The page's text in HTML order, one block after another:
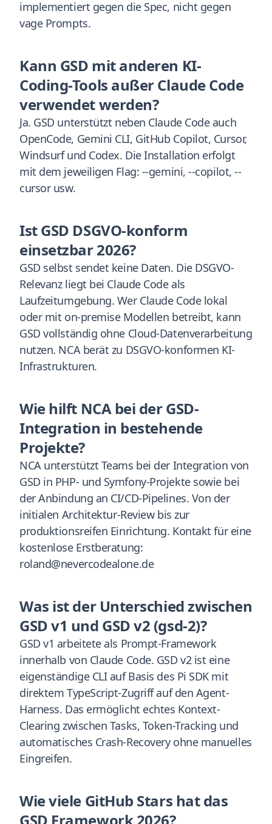
implementiert gegen die Spec, nicht gegen
vage Prompts.
Kann GSD mit anderen KI-
Coding-Tools außer Claude Code
verwendet werden?
Ja. GSD unterstützt neben Claude Code auch
OpenCode, Gemini CLI, GitHub Copilot, Cursor,
Windsurf und Codex. Die Installation erfolgt
mit dem jeweiligen Flag: --gemini, --copilot, --
cursor usw.
Ist GSD DSGVO-konform
einsetzbar 2026?
GSD selbst sendet keine Daten. Die DSGVO-
Relevanz liegt bei Claude Code als
Laufzeitumgebung. Wer Claude Code lokal
oder mit on-premise Modellen betreibt, kann
GSD vollständig ohne Cloud-Datenverarbeitung
nutzen. NCA berät zu DSGVO-konformen KI-
Infrastrukturen.
Wie hilft NCA bei der GSD-
Integration in bestehende
Projekte?
NCA unterstützt Teams bei der Integration von
GSD in PHP- und Symfony-Projekte sowie bei
der Anbindung an CI/CD-Pipelines. Von der
initialen Architektur-Review bis zur
produktionsreifen Einrichtung. Kontakt für eine
kostenlose Erstberatung:
roland@nevercodealone.de
Was ist der Unterschied zwischen
GSD v1 und GSD v2 (gsd-2)?
GSD v1 arbeitete als Prompt-Framework
innerhalb von Claude Code. GSD v2 ist eine
eigenständige CLI auf Basis des Pi SDK mit
direktem TypeScript-Zugriff auf den Agent-
Harness. Das ermöglicht echtes Kontext-
Clearing zwischen Tasks, Token-Tracking und
automatisches Crash-Recovery ohne manuelles
Eingreifen.
Wie viele GitHub Stars hat das